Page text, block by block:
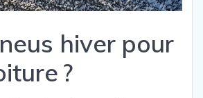
hiver pour
?